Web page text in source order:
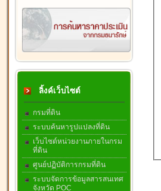
ลิ้งค์เว็บไซต์
กรมที่ดิน
ระบบค้นหารูปแปลงที่ดิน
เว็บไซต์หน่วยงานภายในกรม
ที่ดิน
ศูนย์ปฏิบัติการกรมที่ดิน
ระบบจัดการข้อมูลสารสนเทศ
จังหวัด POC